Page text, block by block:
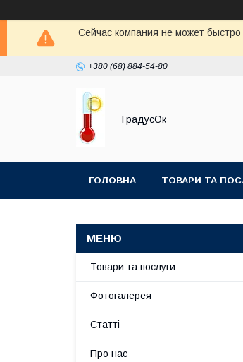
Сейчас компания не может
+380 (68) 884-54-80
ГрадусОк
ГОЛОВНА ТОВАРИ ТА
Товари та послуги
Фотогалерея
Статті
Про нас